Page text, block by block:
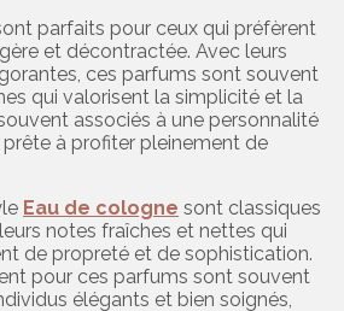
parfaits pour ceux qui préfèrent
et décontractée. Avec leurs
ces parfums sont souvent
qui valorisent la simplicité et la
associés à une personnalité
à profiter pleinement de
Eau de cologne sont classiques
notes fraîches et nettes qui
de propreté et de sophistication.
pour ces parfums sont souvent
élégants et bien soignés,